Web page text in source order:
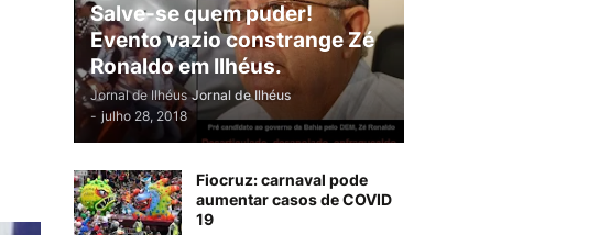
Salve-se quem puder!
Evento vazio constrange Zé
Ronaldo em Ilhéus.
Jornal de Ilhéus Jornal de Ilhéus
- julho 28, 2018
Fiocruz: carnaval pode
aumentar casos de COVID
19